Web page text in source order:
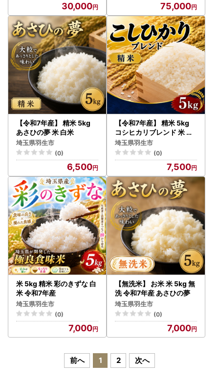
30,000 75,000
【令和7年産】 精米 5kg
あさひの夢 米 白米
埼玉県羽生市
(0)
6,500
【令和7年産】 精米 5kg
コシヒカリブレンド 米 白
米
埼玉県羽生市
(0)
7,500
米 5kg 精米 彩のきずな 白
米 令和7年産
埼玉県羽生市
(0)
7,000
【無洗米】 お米 米 5kg 無
洗 令和7年産 あさひの夢
埼玉県羽生市
(0)
7,000
前へ 1 2 次へ